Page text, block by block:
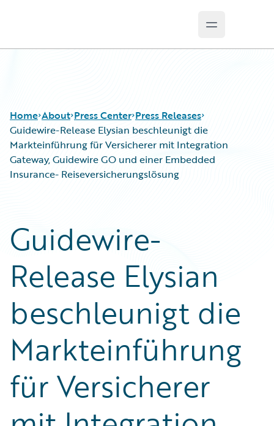
Open main
Home About Press Center Press Releases
Guidewire-Release Elysian beschleunigt die
Markteinführung für Versicherer mit Integration
Gateway, Guidewire GO und einer Embedded
Insurance- Reiseversicherungslösung
Guidewire-
Release Elysian
beschleunigt die
Markteinführung
für Versicherer